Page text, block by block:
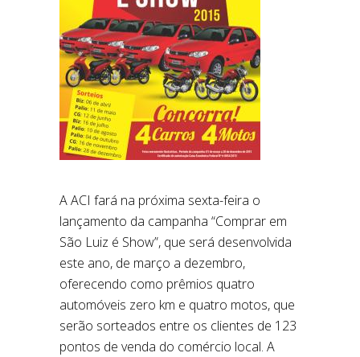
A ACI fará na próxima sexta-feira o
lançamento da campanha “Comprar em
São Luiz é Show”, que será desenvolvida
este ano, de março a dezembro,
oferecendo como prêmios quatro
automóveis zero km e quatro motos, que
serão sorteados entre os clientes de 123
pontos de venda do comércio local. A